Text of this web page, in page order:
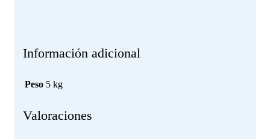
Información adicional
Peso 5 kg
Valoraciones